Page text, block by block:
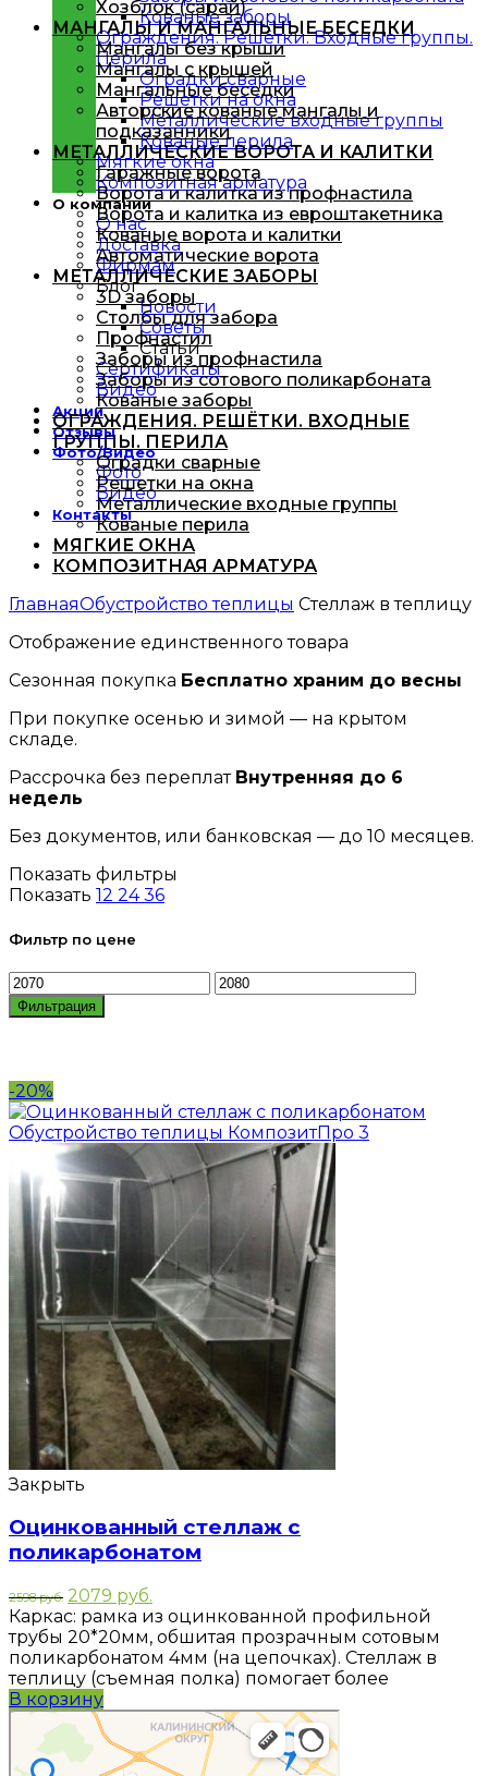
Кованые заборы
Ограждения. Решётки. Входные группы.
Перила
Оградки сварные
Решетки на окна
Металлические входные группы
Кованые перила
Мягкие окна
Композитная арматура
О компании
О нас
Доставка
Фирмам
Блог
Новости
Советы
Статьи
Сертификаты
Видео
Акции
Отзывы
Фото/Видео
Фото
Видео
Контакты
Хозблок (сарай)
МАНГАЛЫ И МАНГАЛЬНЫЕ БЕСЕДКИ
Мангалы без крыши
Мангалы с крышей
Мангальные беседки
Авторские кованые мангалы и
подказанники
МЕТАЛЛИЧЕСКИЕ ВОРОТА И КАЛИТКИ
Гаражные ворота
Ворота и калитка из профнастила
Ворота и калитка из евроштакетника
Кованые ворота и калитки
Автоматические ворота
МЕТАЛЛИЧЕСКИЕ ЗАБОРЫ
3D заборы
Столбы для забора
Профнастил
Заборы из профнастила
Заборы из сотового поликарбоната
Кованые заборы
ОГРАЖДЕНИЯ. РЕШЁТКИ. ВХОДНЫЕ
ГРУППЫ. ПЕРИЛА
Оградки сварные
Решетки на окна
Металлические входные группы
Кованые перила
МЯГКИЕ ОКНА
КОМПОЗИТНАЯ АРМАТУРА
ГлавнаяОбустройство теплицы Стеллаж в теплицу
Отображение единственного товара
Сезонная покупка Бесплатно храним до весны
При покупке осенью и зимой — на крытом
складе.
Рассрочка без переплат Внутренняя до 6
недель
Без документов, или банковская — до 10 месяцев.
Показать фильтры
Показать 12 24 36
Фильтр по цене
Фильтрация
-20%
Закрыть
Оцинкованный стеллаж с
поликарбонатом
2598руб. 2079 руб.
Каркас: рамка из оцинкованной профильной
трубы 20*20мм, обшитая прозрачным сотовым
поликарбонатом 4мм (на цепочках). Стеллаж в
теплицу (съемная полка) помогает более
В корзину